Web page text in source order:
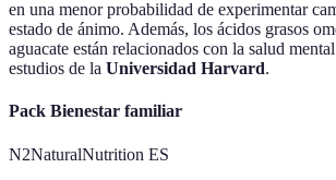
en una menor probabilidad de experimentar
estado de ánimo. Además, los ácidos grasos
aguacate están relacionados con la salud
estudios de la Universidad Harvard.
Pack Bienestar familiar
N2NaturalNutrition ES